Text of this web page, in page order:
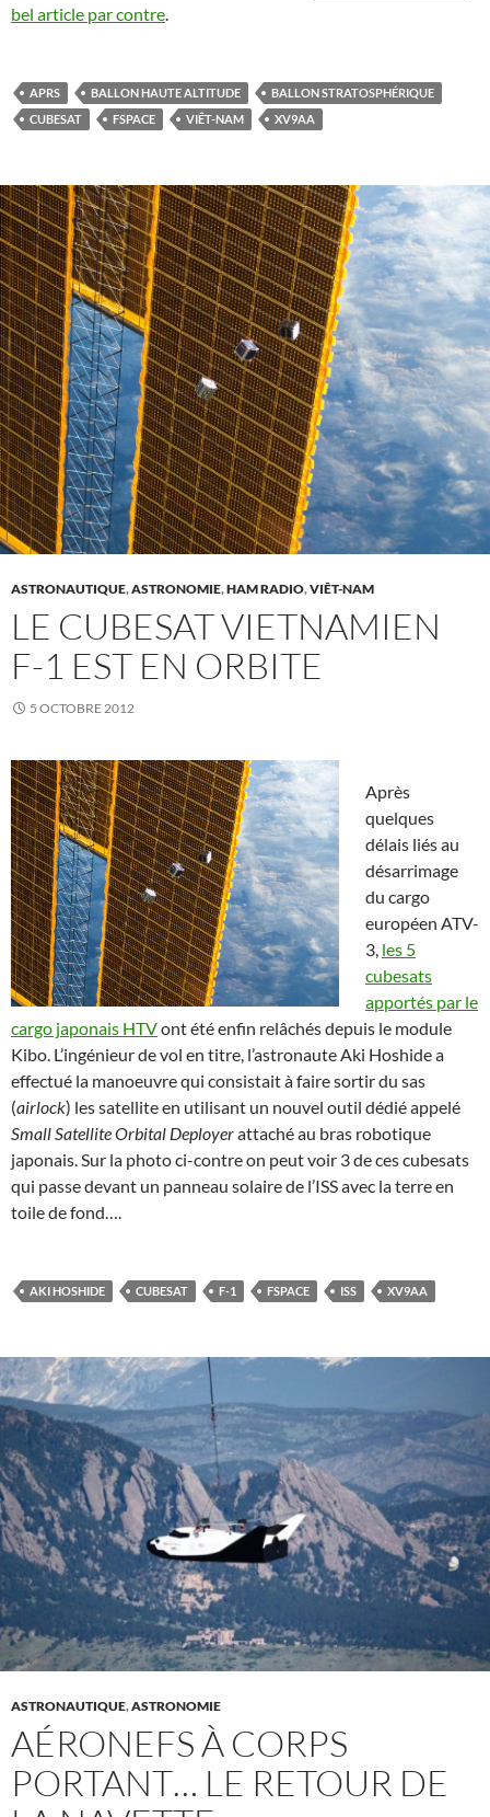
bel article par contre.
APRS BALLON HAUTE ALTITUDE
BALLON STRATOSPHÉRIQUE
CUBESAT
FSPACE VIÊT-NAM XV9AA
ASTRONAUTIQUE,ASTRONOMIE,HAM RADIO,VIÊT-NAM
LE CUBESAT VIETNAMIEN
F-1 EST EN ORBITE
5 OCTOBRE 2012
Après
quelques
délais liés au
désarrimage
du cargo
européen ATV-
3, les 5
cubesats
apportés par le
cargo japonais HTVont été enfin relâchés depuis le module
Kibo. L’ingénieur de vol en titre, l’astronaute Aki Hoshide a
effectué la manoeuvre qui consistait à faire sortir du sas
(airlock) les satellite en utilisant un nouvel outil dédié appelé
Small Satellite Orbital Deployerattaché au bras robotique
japonais. Sur la photo ci-contre on peut voir 3 de ces cubesats
qui passe devant un panneau solaire de l’ISS avec la terre en
toile de fond….
AKI HOSHIDE CUBESAT F-1 FSPACE ISS XV9AA
ASTRONAUTIQUE,ASTRONOMIE
AÉRONEFS À CORPS
PORTANT… LE RETOUR DE